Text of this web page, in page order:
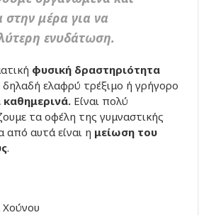
στην μέρα για να
ενυδάτωση.
φυσική δραστηριότητα
δηλαδή ελαφρύ τρέξιμο ή γρήγορο
Είναι πολύ
τα οφέλη της γυμναστικής
από αυτά είναι η μείωση του
.